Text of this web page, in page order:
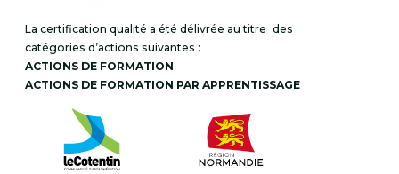
La certification qualité a été délivrée au titre des
catégories d’actions suivantes :
ACTIONS DE FORMATION
ACTIONS DE FORMATION PAR APPRENTISSAGE